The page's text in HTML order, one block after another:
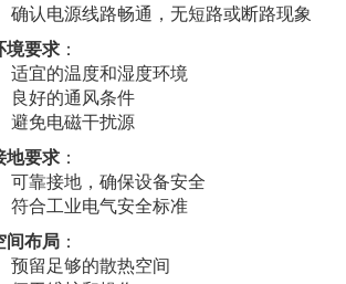
确认电源线路畅通，无短路或断路现象
境要求 ：
适宜的温度和湿度环境
良好的通风条件
避免电磁干扰源
地要求 ：
可靠接地，确保设备安全
符合工业电气安全标准
间布局 ：
预留足够的散热空间